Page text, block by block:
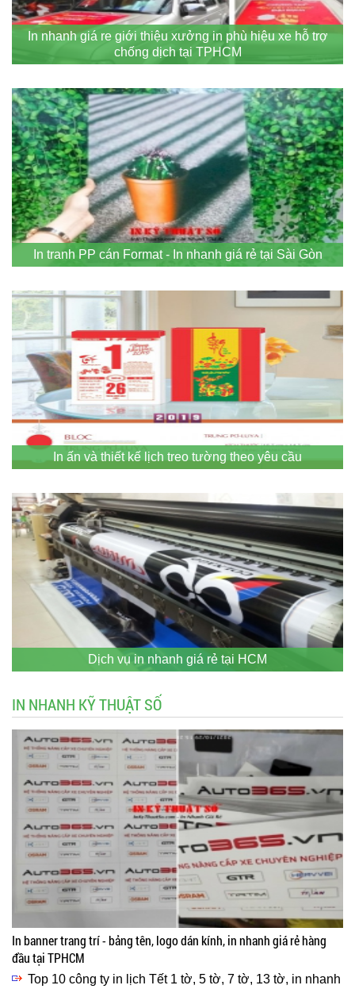
In nhanh giá re giới thiệu xưởng in phù hiệu xe hỗ trợ
chống dịch tại TPHCM
In tranh PP cán Format - In nhanh giá rẻ tại Sài Gòn
In ấn và thiết kế lịch treo tường theo yêu cầu
Dịch vụ in nhanh giá rẻ tại HCM
IN NHANH KỸ THUẬT SỐ
In banner trang trí - bảng tên, logo dán kính, in nhanh giá rẻ hàng
đầu tại TPHCM
Top 10 công ty in lịch Tết 1 tờ, 5 tờ, 7 tờ, 13 tờ, in nhanh